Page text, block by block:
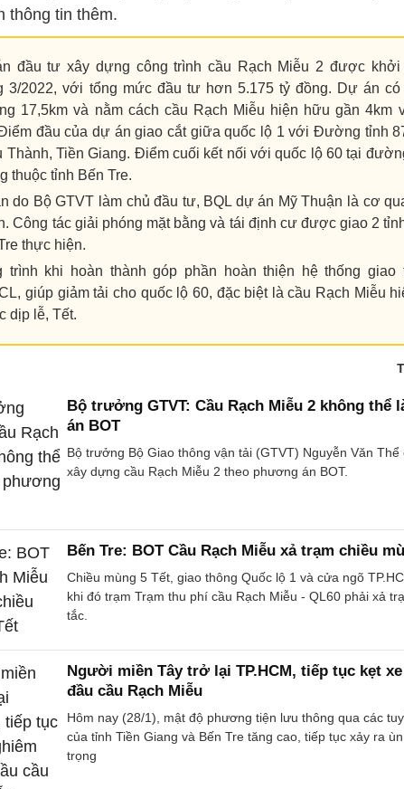
thông tin thêm.
đầu tư xây dựng công trình cầu Rạch Miễu 2 được khởi
3/2022, với tổng mức đầu tư hơn 5.175 tỷ đồng. Dự án
17,5km và nằm cách cầu Rạch Miễu hiện hữu gần 4km
đầu của dự án giao cắt giữa quốc lộ 1 với Đường tỉnh
Thành, Tiền Giang. Điểm cuối kết nối với quốc lộ 60 tại
thuộc tỉnh Bến Tre.
do Bộ GTVT làm chủ đầu tư, BQL dự án Mỹ Thuận là cơ
Công tác giải phóng mặt bằng và tái định cư được giao 2
thực hiện.
trình khi hoàn thành góp phần hoàn thiện hệ thống giao
giúp giảm tải cho quốc lộ 60, đặc biệt là cầu Rạch Miễu
dịp lễ, Tết.
Bộ trưởng GTVT: Cầu Rạch Miễu 2 không thể
án BOT
Bộ trưởng Bộ Giao thông vận tải (GTVT) Nguyễn Văn
xây dựng cầu Rạch Miễu 2 theo phương án BOT.
Bến Tre: BOT Cầu Rạch Miễu xả trạm chiều
Chiều mùng 5 Tết, giao thông Quốc lộ 1 và cửa ngõ
khi đó trạm Trạm thu phí cầu Rạch Miễu - QL60 phải xả
tắc.
Người miền Tây trở lại TP.HCM, tiếp tục kẹt
đầu cầu Rạch Miễu
Hôm nay (28/1), mật độ phương tiện lưu thông qua các
của tỉnh Tiền Giang và Bến Tre tăng cao, tiếp tục xảy ra
trọng